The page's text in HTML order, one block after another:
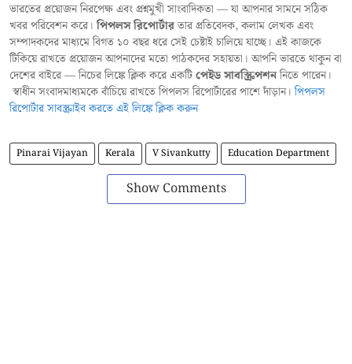
ভারতের প্রয়োজন নিরপেক্ষ এবং প্রশ্নমুখী সাংবাদিকতা — যা আপনার সামনে সঠিক
খবর পরিবেশন করে।পিপলস রিপোর্টারতার প্রতিবেদক, কলাম লেখক এবং
সম্পাদকদের মাধ্যমে বিগত ১০ বছর ধরে সেই চেষ্টাই চালিয়ে যাচ্ছে। এই কাজকে
টিকিয়ে রাখতে প্রয়োজন আপনাদের মতো পাঠকদের সহায়তা। আপনি ভারতে থাকুন বা
দেশের বাইরে — নিচের লিঙ্কে ক্লিক করে একটিপেইড সাবস্ক্রিপশননিতে পারেন।
স্বাধীন সংবাদমাধ্যমকে বাঁচিয়ে রাখতে পিপলস রিপোর্টারের পাশে দাঁড়ান।পিপলস
রিপোর্টার সাবস্ক্রাইব করতে এই লিঙ্কে ক্লিক করুন
Pinarai Vijayan Kerala V Sivankutty Education Department
Show Comments